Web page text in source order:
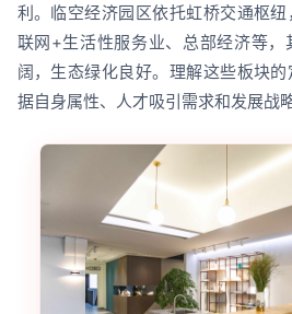
利。临空经济园区依托虹桥交通枢
联网+生活性服务业、总部经济等，
阔，生态绿化良好。理解这些板块
据自身属性、人才吸引需求和发展战